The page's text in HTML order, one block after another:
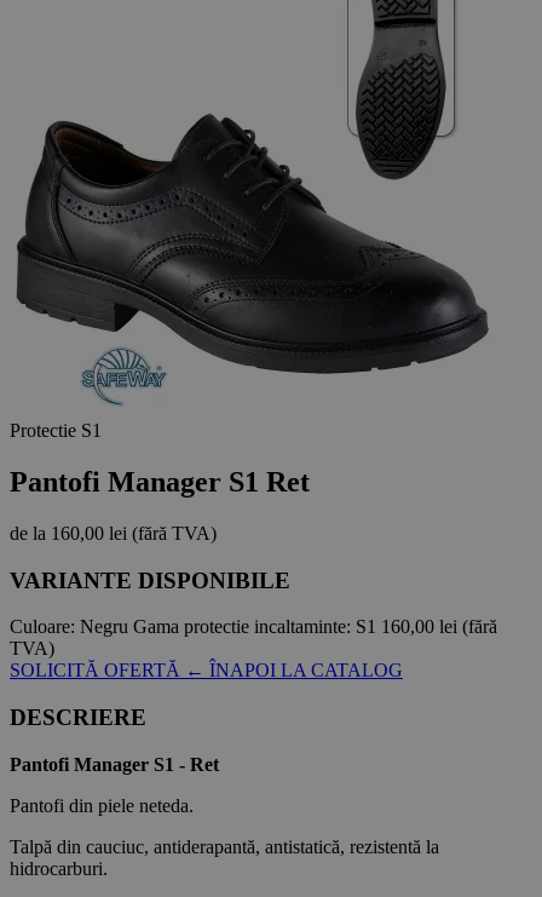
Protectie S1
Pantofi Manager S1 Ret
de la 160,00 lei (fără TVA)
VARIANTE DISPONIBILE
Culoare: Negru Gama protectie incaltaminte: S1 160,00 lei (fără
TVA)
SOLICITĂ OFERTĂ ← ÎNAPOI LA CATALOG
DESCRIERE
Pantofi Manager S1 - Ret
Pantofi din piele neteda.
Talpă din cauciuc, antiderapantă, antistatică, rezistentă la
hidrocarburi.